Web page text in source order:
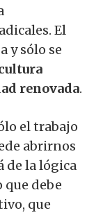
El
y sólo se
renovada.
el trabajo
abrirnos
de la lógica
debe
que